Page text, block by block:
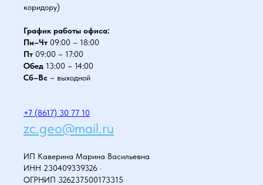
коридору)
График работы офиса:
Пн–Чт 09:00 – 18:00
Пт 09:00 – 17:00
Обед 13:00 – 14:00
Сб–Вс – выходной
+7 (8617) 30 77 10
zc.geo@mail.ru
ИП Каверина Марина Васильевна
ИНН 230409339326 ·
ОГРНИП 326237500173315